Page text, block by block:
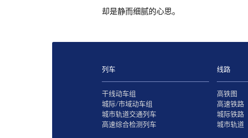
却是静而细腻的心思。
列车
干线动车组
城际/市域动车组
城市轨道交通列车
高速综合检测列车
线路
高铁图
高速铁路
城际铁路
城市轨道